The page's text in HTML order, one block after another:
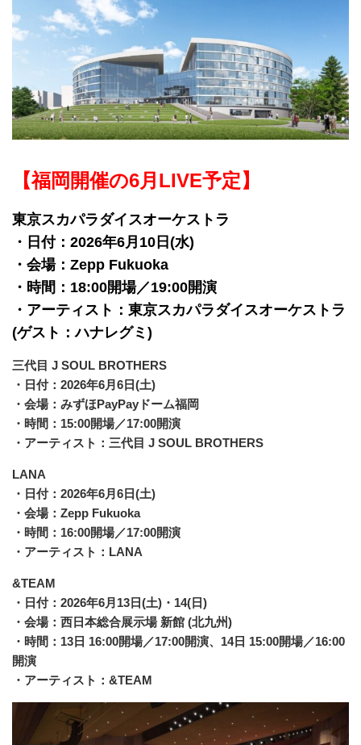
【福岡開催の6月LIVE予定】
東京スカパラダイスオーケストラ
・日付：2026年6月10日(水)
・会場：Zepp Fukuoka
・時間：18:00開場／19:00開演
・アーティスト：東京スカパラダイスオーケストラ
(ゲスト：ハナレグミ)
三代目 J SOUL BROTHERS
・日付：2026年6月6日(土)
・会場：みずほPayPayドーム福岡
・時間：15:00開場／17:00開演
・アーティスト：三代目 J SOUL BROTHERS
LANA
・日付：2026年6月6日(土)
・会場：Zepp Fukuoka
・時間：16:00開場／17:00開演
・アーティスト：LANA
&TEAM
・日付：2026年6月13日(土)・14(日)
・会場：西日本総合展示場 新館 (北九州)
・時間：13日 16:00開場／17:00開演、14日 15:00開場／16:00
開演
・アーティスト：&TEAM